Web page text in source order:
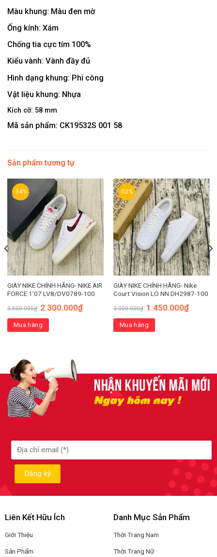
Màu khung: Màu đen mờ
Ống kính: Xám
Chống tia cực tím 100%
Kiểu vành: Vành đầy đủ
Hình dạng khung: Phi công
Vật liệu khung: Nhựa
Kích cỡ: 58 mm
Mã sản phẩm: CK19532S 001 58
Sản phẩm tương tự
-34%
GIÀY NIKE CHÍNH HÃNG- NIKE AIR
FORCE 1’07 LV8/DV0789-100
3.500.000₫ 2.300.000₫
Mua hàng
-52%
GIÀY NIKE CHÍNH HÃNG- Nike
Court Vision LO NN DH2987-100
3.000.000₫ 1.450.000₫
Mua hàng
Liên Kết Hữu Ích
Giới Thiệu
Sản Phẩm
Danh Mục Sản Phẩm
Thời Trang Nam
Thời Trang Nữ